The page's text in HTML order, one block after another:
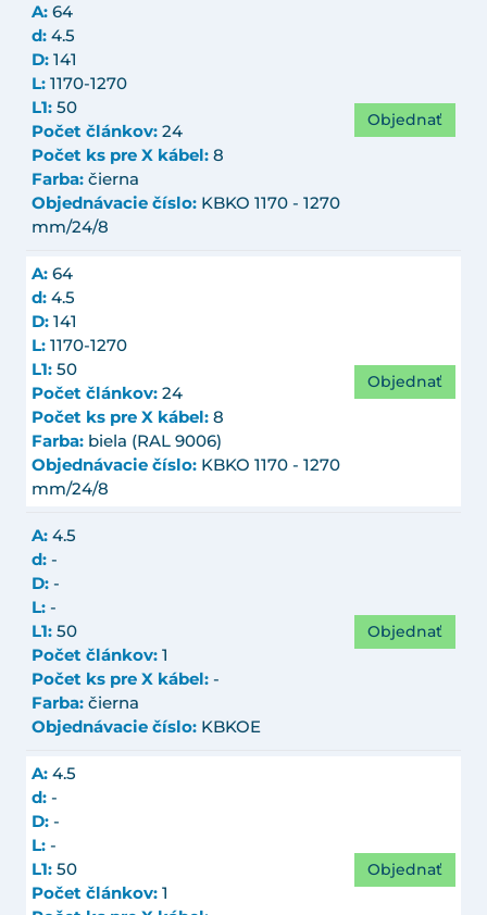
A: 64
d: 4.5
D: 141
L: 1170-1270
L1: 50
Počet článkov: 24
Počet ks pre X kábel: 8
Farba: čierna
Objednávacie číslo: KBKO 1170 - 1270
mm/24/8
Objednať
A: 64
d: 4.5
D: 141
L: 1170-1270
L1: 50
Počet článkov: 24
Počet ks pre X kábel: 8
Farba: biela (RAL 9006)
Objednávacie číslo: KBKO 1170 - 1270
mm/24/8
Objednať
A: 4.5
d: -
D: -
L: -
L1: 50
Počet článkov: 1
Počet ks pre X kábel: -
Farba: čierna
Objednávacie číslo: KBKOE
Objednať
A: 4.5
d: -
D: -
L: -
L1: 50
Počet článkov: 1
Objednať